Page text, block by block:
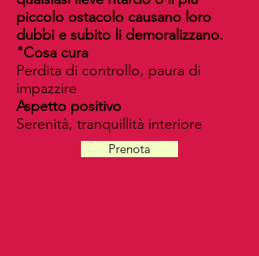
piccolo ostacolo causano loro
dubbi e subito li demoralizzano.
"Cosa cura
Perdita di controllo, paura di
impazzire
Aspetto positivo
Serenità, tranquillità interiore
Prenota